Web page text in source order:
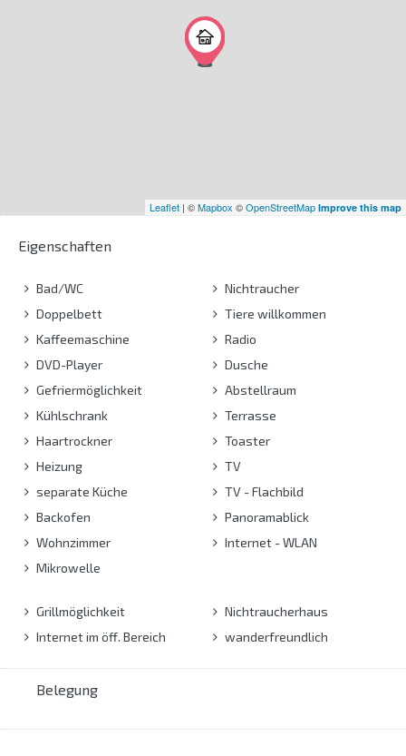
Leaflet | ©Mapbox ©OpenStreetMap Improve this map
Eigenschaften
Bad/WC
Doppelbett
Kaffeemaschine
DVD-Player
Gefriermöglichkeit
Kühlschrank
Haartrockner
Heizung
separate Küche
Backofen
Wohnzimmer
Mikrowelle
Nichtraucher
Tiere willkommen
Radio
Dusche
Abstellraum
Terrasse
Toaster
TV
TV - Flachbild
Panoramablick
Internet - WLAN
Grillmöglichkeit
Internet im öff. Bereich
Nichtraucherhaus
wanderfreundlich
Belegung